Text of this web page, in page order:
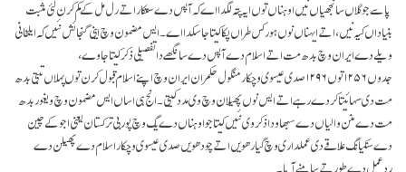
پاسے جو گلاں سانجھیاں نیں اوہناں توں ایہ پتہ لگدا اے کہ آپس دے ستکار اتے رل مل کے کم کرن لئی مثبت
بنیاداں کیہ نیں، اتے ایہناں نوں ہور کس طراں پکا کیتا جا سکدا اے۔ ایس مضمون وچ اینی گنجائش نئیں کہ ایلخانی
ویلے دے ایران وچ بدھ مت اتے اسلام دے آپس دے سانگھے دا تفصیلی ذکر کیتا جاوے،
جدوں ۱۲۵۶توں ۱۲۹۶ صدی عیسوی وچکار منگول حکمران ایران وچ اپنے اسلام قبول کرن توں پہلاں تبتی بدھ
مت دی سہائیتا کردے رہے اتے ایس نوں پھیلان وچ وی مدد کیتی۔ انج ہی اساں ایس مضمون وچ ویغور بدھ
مت دے منن والیاں دے سبھاو دا ذکر وی نئیں کیتا جو اوہناں دے یگ وچ پوربی ترکستان یعنی اجوکے چین
دے سنکیانگ علاقے دی عملداری وچ گیارھویں اتے چودھویں صدی عیسوی وچکار اسلام دے پھیلن دے